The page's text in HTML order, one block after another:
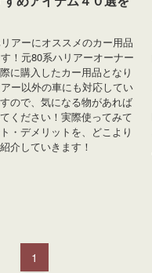
アーにオススメのカー用品
！元80系ハリアーオーナー
に購入したカー用品となり
ー以外の車にも対応してい
ので、気になる物があれば
ください！実際使ってみて
・デメリットを、どこより
介していきます！
1